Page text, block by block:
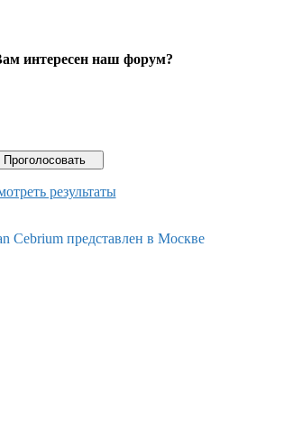
интересен наш форум?
результаты
Cebrium представлен в Москве